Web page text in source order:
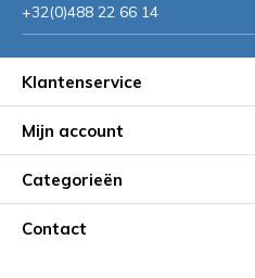
+32(0)488 22 66 14
Klantenservice
Mijn account
Categorieën
Contact